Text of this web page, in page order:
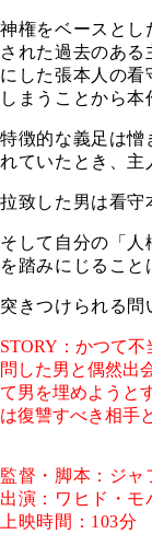
神権をベースとし
された過去のあ
にした張本人の看
しまうことから本
特徴的な義足は憎
れていたとき、主
拉致した男は看守
そして自分の「人
を踏みにじるこ
突きつけられる問
STORY：かつて
問した男と偶然出
て男を埋めようと
は復讐すべき相手
監督・脚本：ジャ
出演：ワヒド・モ
上映時間：103分